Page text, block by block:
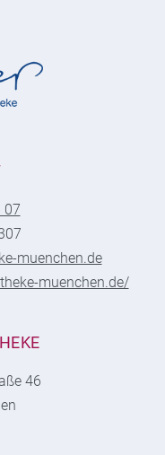
07
muenchen.de
muenchen.de/
46